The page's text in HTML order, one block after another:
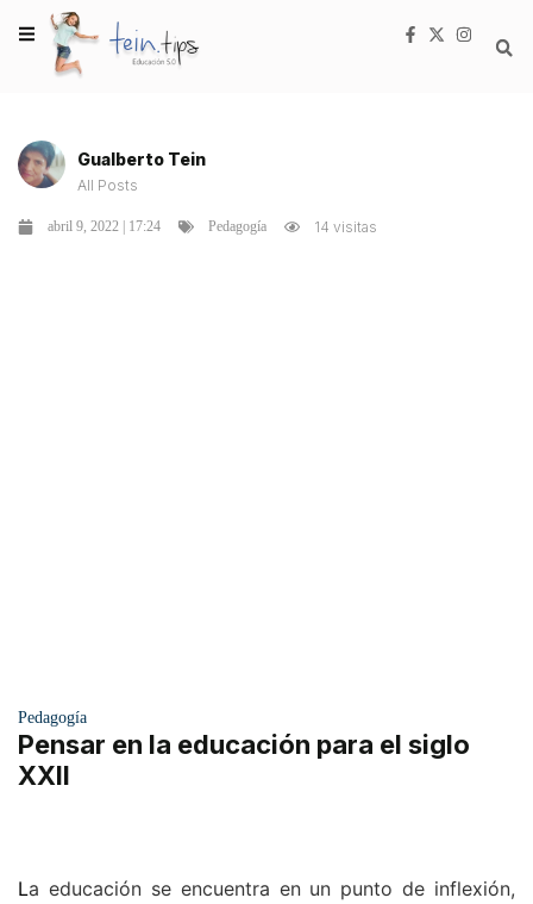
Gualberto Tein
All Posts
abril 9, 2022 | 17:24 Pedagogía 14 visitas
Pedagogía
Pensar en la educación para el siglo
XXII
La educación se encuentra en un punto de inflexión,